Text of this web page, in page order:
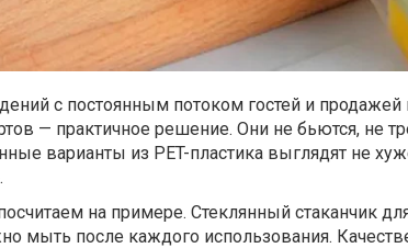
с постоянным потоком гостей и
— практичное решение. Они не бьются, не
варианты из PET-пластика выглядят не
на примере. Стеклянный стаканчик
мыть после каждого использования.